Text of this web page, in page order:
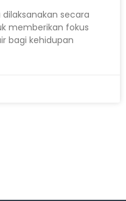
dilaksanakan secara
memberikan fokus
bagi kehidupan